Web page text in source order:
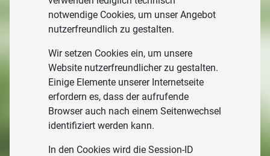
notwendige Cookies, um unser Angebot
nutzerfreundlich zu gestalten.
Wir setzen Cookies ein, um unsere
Website nutzerfreundlicher zu gestalten.
Einige Elemente unserer Internetseite
erfordern es, dass der aufrufende
Browser auch nach einem Seitenwechsel
identifiziert werden kann.
In den Cookies wird die Session-ID